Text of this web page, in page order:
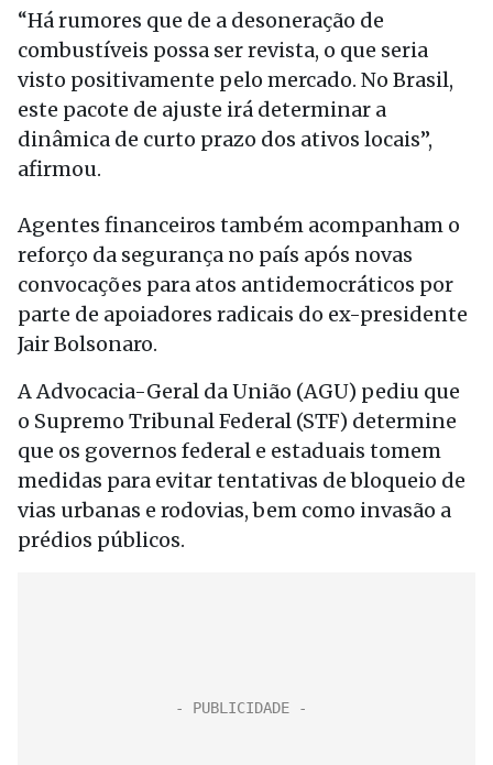
“Há rumores que de a desoneração de
combustíveis possa ser revista, o que seria
visto positivamente pelo mercado. No Brasil,
este pacote de ajuste irá determinar a
dinâmica de curto prazo dos ativos locais”,
afirmou.
Agentes financeiros também acompanham o
reforço da segurança no país após novas
convocações para atos antidemocráticos por
parte de apoiadores radicais do ex-presidente
Jair Bolsonaro.
A Advocacia-Geral da União (AGU) pediu que
o Supremo Tribunal Federal (STF) determine
que os governos federal e estaduais tomem
medidas para evitar tentativas de bloqueio de
vias urbanas e rodovias, bem como invasão a
prédios públicos.